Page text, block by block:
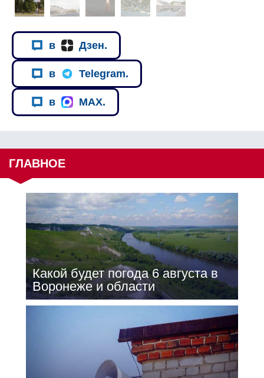
в Дзен.
в Telegram.
в MAX.
ГЛАВНОЕ
Какой будет погода 6 августа в
Воронеже и области